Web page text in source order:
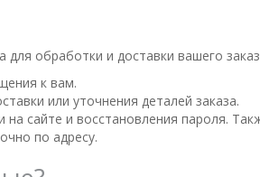
обработки и доставки вашего
к вам.
или уточнения деталей заказа.
сайте и восстановления пароля.
по адресу.